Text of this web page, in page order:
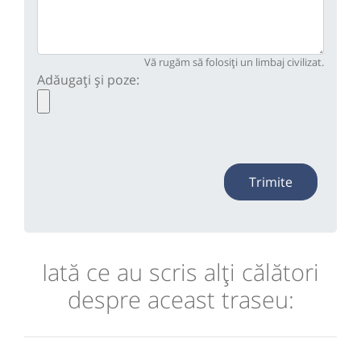
Vă rugăm să folosiți un limbaj civilizat.
Adăugați și poze:
Trimite
Iată ce au scris alţi călători
despre aceast traseu: